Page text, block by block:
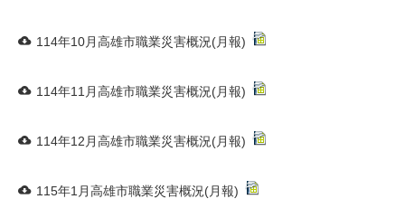
114年10月高雄市職業災害概況(月報)
114年11月高雄市職業災害概況(月報)
114年12月高雄市職業災害概況(月報)
115年1月高雄市職業災害概況(月報)